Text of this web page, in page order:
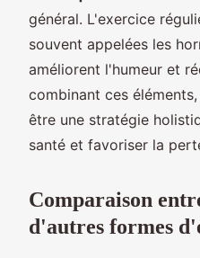
général. L'exercice
souvent appelées les
améliorent l'humeur et
combinant ces
être une stratégie
santé et favoriser la
Comparaison
d'autres formes